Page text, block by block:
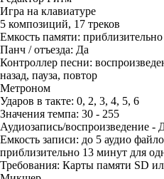
Игра на клавиатуре
5 композиций, 17 треков
Емкость памяти:
Панч / отъезда: Да
Контроллер песни:
назад, пауза, повтор
Метроном
Ударов в такте: 0, 2, 3, 4, 5, 6
Значения темпа: 30 - 255
Аудиозапись/воспроизведение -
Емкость записи: до 5 аудио
приблизительно 13 минут для
Требования: Карты памяти SD